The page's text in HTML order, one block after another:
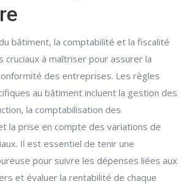
bâtiment, la comptabilité et la fiscalité
cruciaux à maîtriser pour assurer la
des entreprises. Les règles
au bâtiment incluent la gestion des
la comptabilisation des
la prise en compte des variations de
Il est essentiel de tenir une
pour suivre les dépenses liées aux
et évaluer la rentabilité de chaque